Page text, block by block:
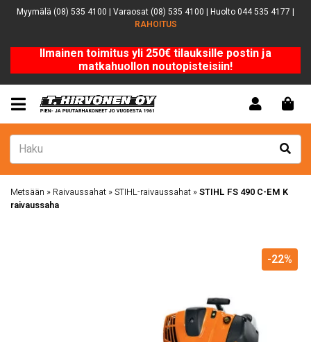
Myymälä (08) 535 4100 | Varaosat (08) 535 4100 | Huolto 044 535 4177 |
RAHOITUS
Ilmainen toimitus yli 250€ tilauksille postin ja
matkahuollon noutopisteisiin!
Metsään » Raivaussahat »STIHL-raivaussahat »STIHL FS 490 C-EM K
raivaussaha
-22%